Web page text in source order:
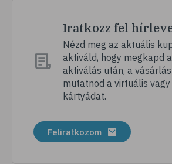
# szúnyog
# szúnyogcsípés
# tábor
# nyári tábor
# csomagolás
# felszerelés
Iratkozz fel
Nézd meg az aktuális
aktiváld, hogy megkapd
aktiválás után, a
mutatnod a virtuális
kártyádat.
Feliratkozom